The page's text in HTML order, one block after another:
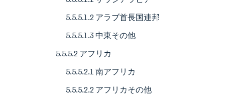
5.5.5.1.2 アラブ首長国連邦
5.5.5.1.3 中東その他
5.5.5.2 アフリカ
5.5.5.2.1 南アフリカ
5.5.5.2.2 アフリカその他